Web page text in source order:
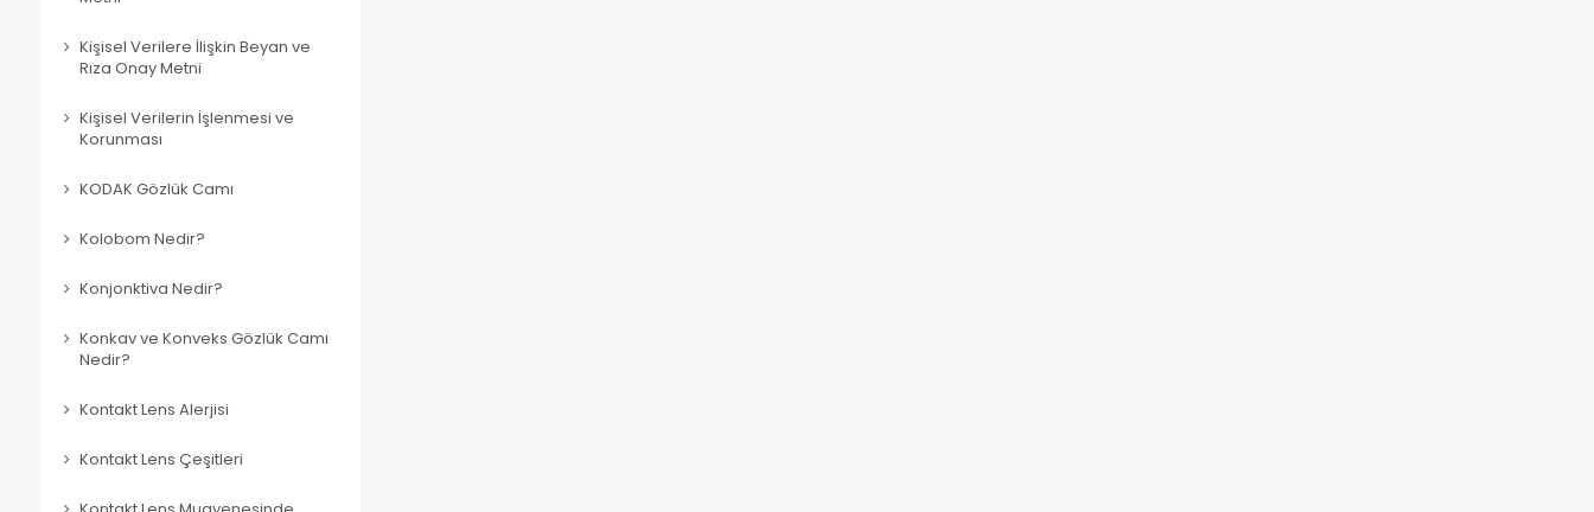
Kişisel Verilere İlişkin Beyan ve
Rıza Onay Metni
Kişisel Verilerin İşlenmesi ve
Korunması
KODAK Gözlük Camı
Kolobom Nedir?
Konjonktiva Nedir?
Konkav ve Konveks Gözlük Camı
Nedir?
Kontakt Lens Alerjisi
Kontakt Lens Çeşitleri